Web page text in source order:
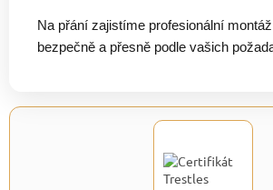
Na přání zajistíme profesionální
bezpečně a přesně podle vašich